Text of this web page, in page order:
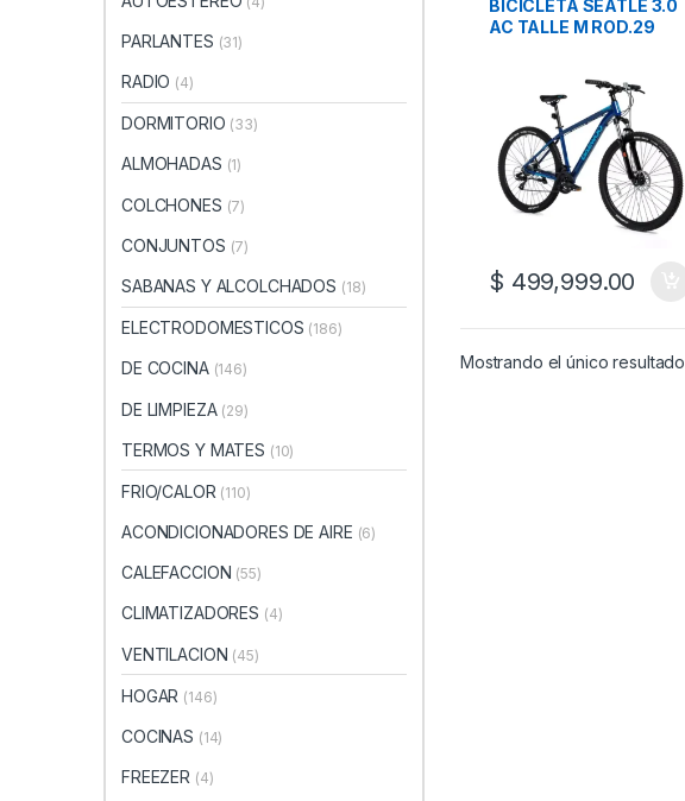
BICICLETA SEATLE 3.0
AC TALLE M ROD.29
$ 499,999.00
Mostrando el único resultado
PARLANTES (31)
RADIO (4)
DORMITORIO (33)
ALMOHADAS (1)
COLCHONES (7)
CONJUNTOS (7)
SABANAS Y ALCOLCHADOS (18)
ELECTRODOMESTICOS (186)
DE COCINA (146)
DE LIMPIEZA (29)
TERMOS Y MATES (10)
FRIO/CALOR (110)
ACONDICIONADORES DE AIRE (6)
CALEFACCION (55)
CLIMATIZADORES (4)
VENTILACION (45)
HOGAR (146)
COCINAS (14)
FREEZER (4)